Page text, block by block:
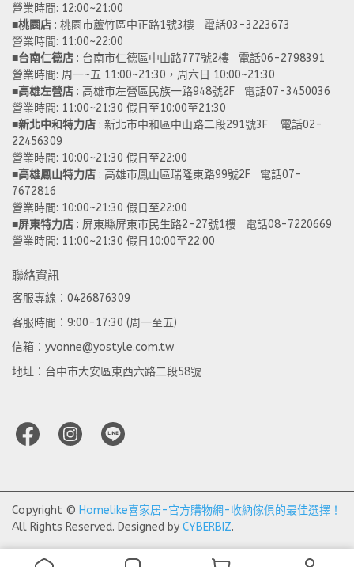
營業時間: 12:00~21:00
■桃園店 : 桃園市蘆竹區中正路1號3樓   電話03-3223673
營業時間: 11:00~22:00
■台南仁德店 : 台南市仁德區中山路777號2樓   電話06-2798391
營業時間: 周一~五 11:00~21:30，周六日 10:00~21:30
■高雄左營店 : 高雄市左營區民族一路948號2F   電話07-3450036
營業時間: 11:00~21:30 假日至10:00至21:30
■新北中和特力店 : 新北市中和區中山路二段291號3F    電話02-
22456309
營業時間: 10:00~21:30 假日至22:00
■高雄鳳山特力店 : 高雄市鳳山區瑞隆東路99號2F   電話07-
7672816
營業時間: 10:00~21:30 假日至22:00
■屏東特力店 : 屏東縣屏東市民生路2-27號1樓   電話08-7220669
營業時間: 11:00~21:30 假日10:00至22:00
聯絡資訊
客服專線：0426876309
客服時間：9:00-17:30 (周一至五)
信箱：yvonne@yostyle.com.tw
地址：台中市大安區東西六路二段58號
Copyright © Homelike喜家居-官方購物網-收納傢俱的最佳選擇！
All Rights Reserved. Designed by CYBERBIZ.